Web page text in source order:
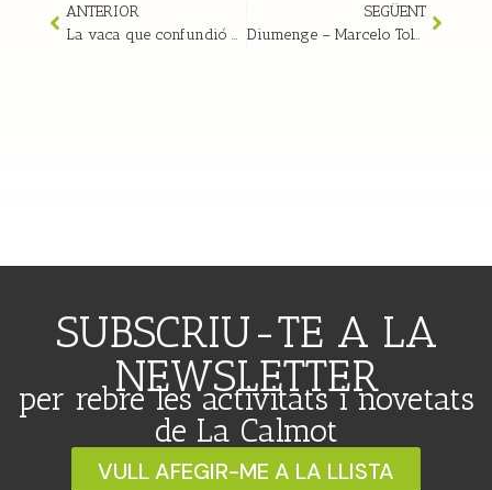
ANTERIOR
La vaca que confundió a su pájaro con un sombrero – Luciano Lozano
SEGÜENT
Diumenge – Marcelo Tolentino
SUBSCRIU-TE A LA
NEWSLETTER
per rebre les activitats i novetats
de La Calmot
VULL AFEGIR-ME A LA LLISTA